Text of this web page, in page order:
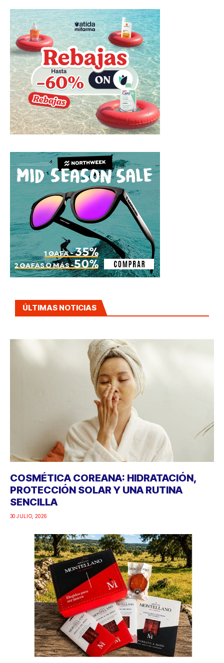
ÚLTIMAS NOTICIAS
COSMÉTICA COREANA: HIDRATACIÓN,
PROTECCIÓN SOLAR Y UNA RUTINA
SENCILLA
30 JULIO, 2026